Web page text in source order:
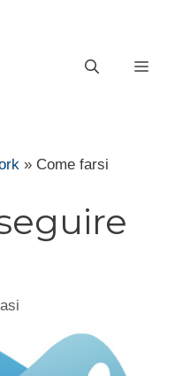
» Come farsi